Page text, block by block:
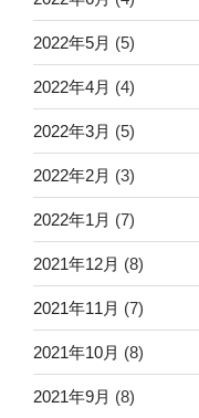
2022年5月 (5)
2022年4月 (4)
2022年3月 (5)
2022年2月 (3)
2022年1月 (7)
2021年12月 (8)
2021年11月 (7)
2021年10月 (8)
2021年9月 (8)